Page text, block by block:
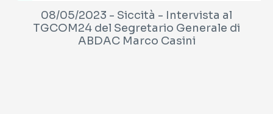
08/05/2023 - Siccità - Intervista al
TGCOM24 del Segretario Generale di
ABDAC Marco Casini